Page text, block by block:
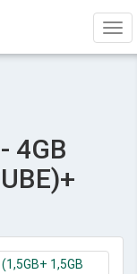
4GB